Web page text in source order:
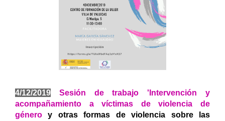
4/12/2019
Sesión de trabajo 'Intervención y
acompañamiento a víctimas de violencia de
género y otras formas de violencia sobre las